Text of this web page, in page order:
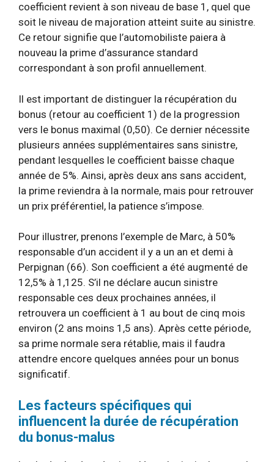
coefficient revient à son niveau de base 1, quel que
soit le niveau de majoration atteint suite au sinistre.
Ce retour signifie que l’automobiliste paiera à
nouveau la prime d’assurance standard
correspondant à son profil annuellement.
Il est important de distinguer la récupération du
bonus (retour au coefficient 1) de la progression
vers le bonus maximal (0,50). Ce dernier nécessite
plusieurs années supplémentaires sans sinistre,
pendant lesquelles le coefficient baisse chaque
année de 5%. Ainsi, après deux ans sans accident,
la prime reviendra à la normale, mais pour retrouver
un prix préférentiel, la patience s’impose.
Pour illustrer, prenons l’exemple de Marc, à 50%
responsable d’un accident il y a un an et demi à
Perpignan (66). Son coefficient a été augmenté de
12,5% à 1,125. S’il ne déclare aucun sinistre
responsable ces deux prochaines années, il
retrouvera un coefficient à 1 au bout de cinq mois
environ (2 ans moins 1,5 ans). Après cette période,
sa prime normale sera rétablie, mais il faudra
attendre encore quelques années pour un bonus
significatif.
Les facteurs spécifiques qui
influencent la durée de récupération
du bonus-malus